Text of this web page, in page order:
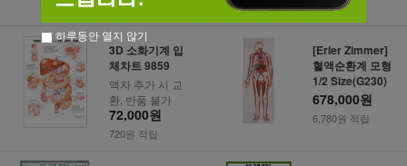
710원 적립 880원 적립
3D 소화기계 입
체차트 9859
액자 추가 시 교
환, 반품 불가
72,000원
720원 적립
[Erler Zimmer]
혈액순환계 모형
1/2 Size(G230)
678,000원
6,780원 적립
하루동안 열지 않기